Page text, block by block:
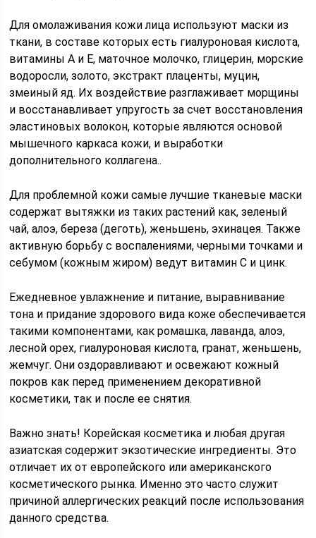
Для омолаживания кожи лица используют маски из
ткани, в составе которых есть гиалуроновая кислота,
витамины А и Е, маточное молочко, глицерин, морские
водоросли, золото, экстракт плаценты, муцин,
змеиный яд. Их воздействие разглаживает морщины
и восстанавливает упругость за счет восстановления
эластиновых волокон, которые являются основой
мышечного каркаса кожи, и выработки
дополнительного коллагена..
Для проблемной кожи самые лучшие тканевые маски
содержат вытяжки из таких растений как, зеленый
чай, алоэ, береза (деготь), женьшень, эхинацея. Также
активную борьбу с воспалениями, черными точками и
себумом (кожным жиром) ведут витамин С и цинк.
Ежедневное увлажнение и питание, выравнивание
тона и придание здорового вида коже обеспечивается
такими компонентами, как ромашка, лаванда, алоэ,
лесной орех, гиалуроновая кислота, гранат, женьшень,
жемчуг. Они оздоравливают и освежают кожный
покров как перед применением декоративной
косметики, так и после ее снятия.
Важно знать! Корейская косметика и любая другая
азиатская содержит экзотические ингредиенты. Это
отличает их от европейского или американского
косметического рынка. Именно это часто служит
причиной аллергических реакций после использования
данного средства.